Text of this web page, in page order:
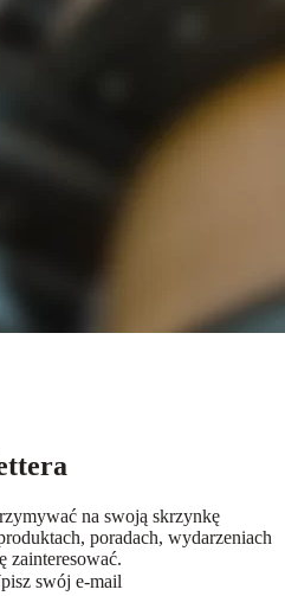
na swoją skrzynkę
poradach, wydarzeniach
zainteresować.
swój e-mail